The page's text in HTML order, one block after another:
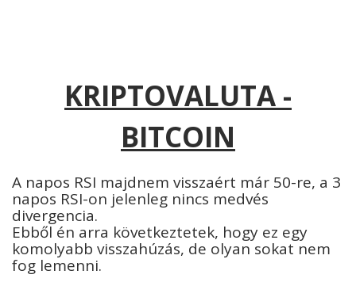
KRIPTOVALUTA -
BITCOIN
A napos RSI majdnem visszaért már 50-re, a 3
napos RSI-on jelenleg nincs medvés
divergencia.
Ebből én arra következtetek, hogy ez egy
komolyabb visszahúzás, de olyan sokat nem
fog lemenni.